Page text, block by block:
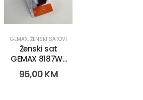
GEMAX, ŽENSKI SATOVI
Ženski sat
GEMAX 8187W-
CR-DB (2605)
96,00KM